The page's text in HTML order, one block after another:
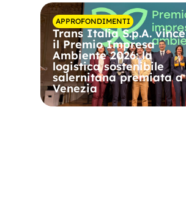
APPROFONDIMENTI
Trans Italia S.p.A. vince
il Premio Impresa
Ambiente 2026: la
logistica sostenibile
salernitana premiata a
Venezia